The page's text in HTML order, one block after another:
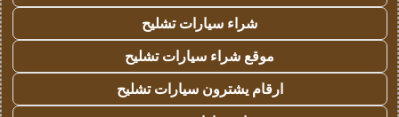
شراء سيارات تشليح
موقع شراء سيارات تشليح
ارقام يشترون سيارات تشليح